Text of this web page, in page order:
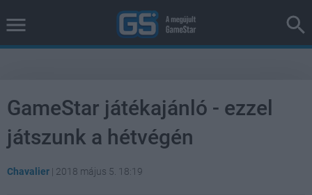
GameStar játékajánló - ezzel
játszunk a hétvégén
Chavalier | 2018 május 5. 18:19